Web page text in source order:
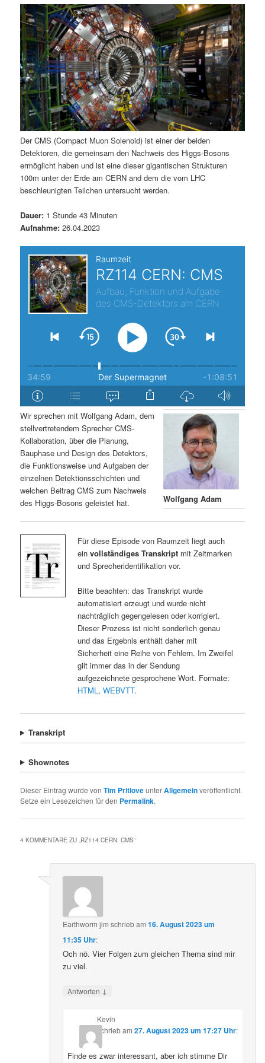
ä
r
e
n
I
n
h
l
t
s
p
n
g
e
n
n
d
ä
r
e
n
I
h
a
l
t
r
i
n
g
e
n
a
v
i
g
a
t
i
o
n
Der CMS (Compact Muon Solenoid) ist einer der beiden
Detektoren, die gemeinsam den Nachweis des Higgs-Bosons
ermöglicht haben und ist eine dieser gigantischen Strukturen
100m unter der Erde am CERN and dem die vom LHC
beschleunigten Teilchen untersucht werden.
Dauer: 1 Stunde 43 Minuten
Aufnahme: 26.04.2023
Wolfgang Adam
Wir sprechen mit Wolfgang Adam, dem
stellvertretendem Sprecher CMS-
Kollaboration, über die Planung,
Bauphase und Design des Detektors,
die Funktionsweise und Aufgaben der
einzelnen Detektionsschichten und
welchen Beitrag CMS zum Nachweis
des Higgs-Bosons geleistet hat.
Für diese Episode von Raumzeit liegt auch
ein vollständiges Transkriptmit Zeitmarken
und Sprecheridentifikation vor.
Bitte beachten: das Transkript wurde
automatisiert erzeugt und wurde nicht
nachträglich gegengelesen oder korrigiert.
Dieser Prozess ist nicht sonderlich genau
und das Ergebnis enthält daher mit
Sicherheit eine Reihe von Fehlern. Im Zweifel
gilt immer das in der Sendung
aufgezeichnete gesprochene Wort. Formate:
HTML, WEBVTT.
Transkript
Shownotes
Dieser Eintrag wurde vonTim PritloveunterAllgemeinveröffentlicht.
Setze ein Lesezeichen für den Permalink.
4 KOMMENTARE ZU „ RZ114 CERN: CMS“
Earthworm jim schriebam16. August 2023 um
11:35 Uhr:
Och nö. Vier Folgen zum gleichen Thema sind mir
zu viel.
Antworten ↓
Kevin
schriebam 27. August 2023 um 17:27 Uhr:
Finde es zwar interessant, aber ich stimme Dir